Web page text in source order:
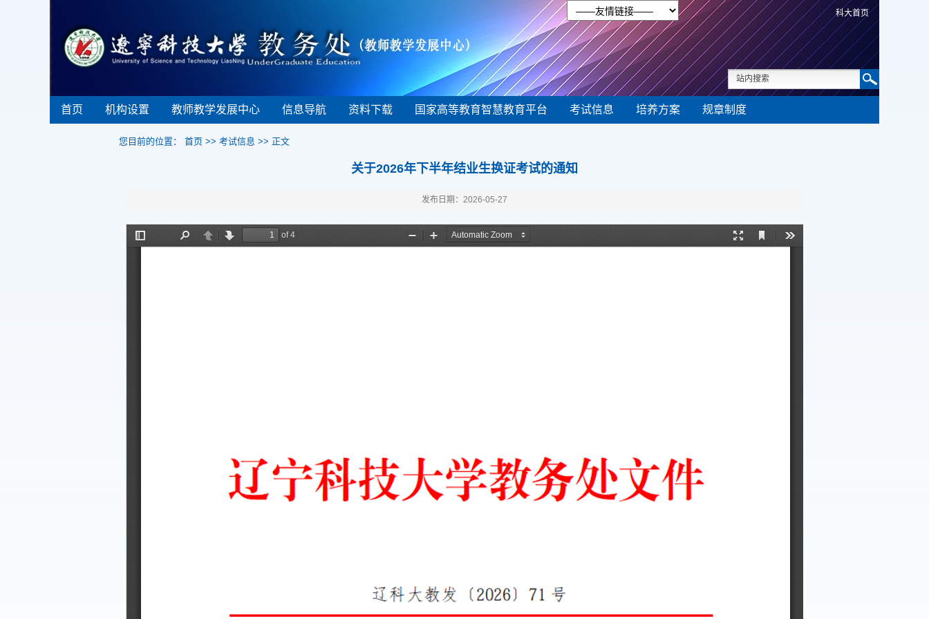
科大首页
首页 机构设置 教师教学发展中心 信息导航 资料下载 国家高等教育智慧教育平台 考试信息 培养方案 规章制度
您目前的位置： 首页 >> 考试信息 >> 正文
关于2026年下半年结业生换证考试的通知
发布日期：2026-05-27